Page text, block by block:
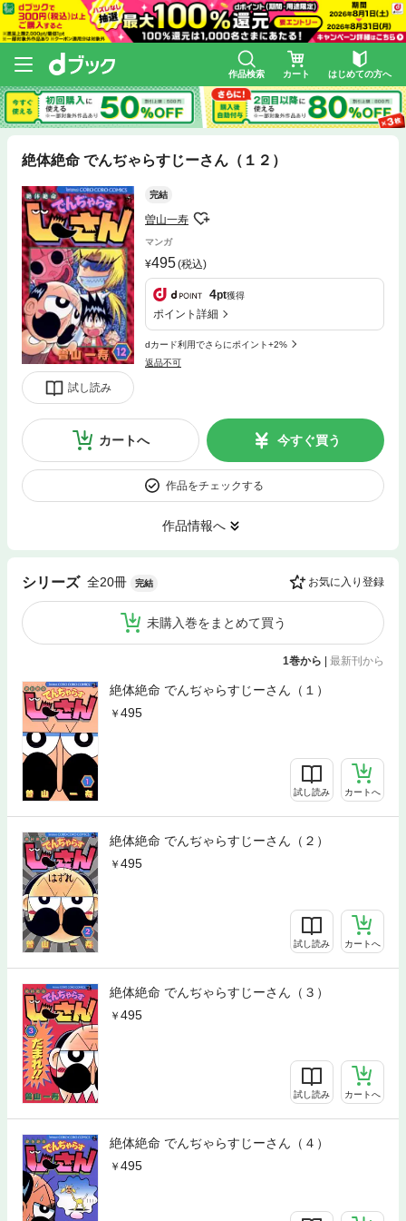
作品検索 カート はじめての方へ
絶体絶命 でんぢゃらすじーさん（１２）
試し読み
完結
曽山一寿
マンガ
495(税込)
4pt獲得
ポイント詳細
dカード利用でさらにポイント+2%
返品不可
カートへ 今すぐ買う
作品をチェックする
作品情報へ
シリーズ 全20冊 完結 お気に入り登録
未購入巻をまとめて買う
1巻から 最新刊から
絶体絶命 でんぢゃらすじーさん（１）
495
試し読み カートへ
絶体絶命 でんぢゃらすじーさん（２）
495
試し読み カートへ
絶体絶命 でんぢゃらすじーさん（３）
495
試し読み カートへ
絶体絶命 でんぢゃらすじーさん（４）
495